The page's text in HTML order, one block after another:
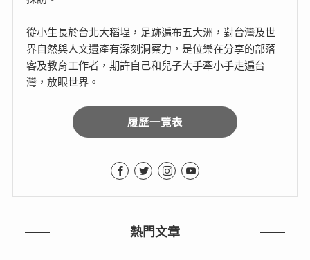
從小生長於台北大稻埕，足跡遍布五大洲，對台灣及世
界自然與人文遺產有深刻洞察力，是位樂在分享的部落
客及教育工作者，期許自己和兒子大手牽小手走遍台
灣，放眼世界。
履歷一覽表
熱門文章